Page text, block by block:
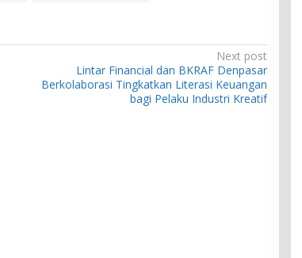
Next post
Lintar Financial dan BKRAF Denpasar
Berkolaborasi Tingkatkan Literasi Keuangan
bagi Pelaku Industri Kreatif